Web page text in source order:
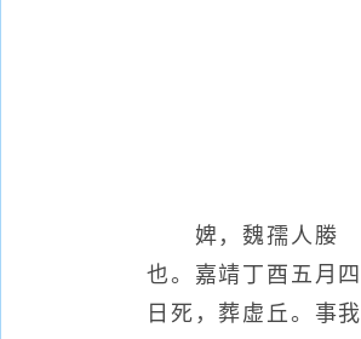
婢，魏孺人媵
也。嘉靖丁酉五月四
日死，葬虚丘。事我